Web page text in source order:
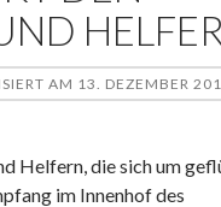
AM 13. DEZEMBER
Helfern, die sich um
im Innenhof des